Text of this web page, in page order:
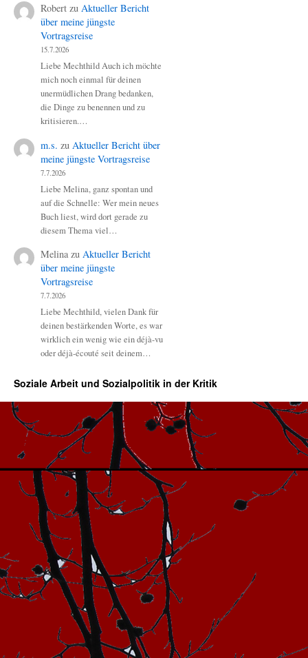
Robert zu Aktueller Bericht
über meine jüngste
Vortragsreise
15.7.2026
Liebe Mechthild Auch ich möchte
mich noch einmal für deinen
unermüdlichen Drang bedanken,
die Dinge zu benennen und zu
kritisieren.…
m.s. zu Aktueller Bericht über
meine jüngste Vortragsreise
7.7.2026
Liebe Melina, ganz spontan und
auf die Schnelle: Wer mein neues
Buch liest, wird dort gerade zu
diesem Thema viel…
Melina zu Aktueller Bericht
über meine jüngste
Vortragsreise
7.7.2026
Liebe Mechthild, vielen Dank für
deinen bestärkenden Worte, es war
wirklich ein wenig wie ein déjà-vu
oder déjà-écouté seit deinem…
Soziale Arbeit und Sozialpolitik in der Kritik